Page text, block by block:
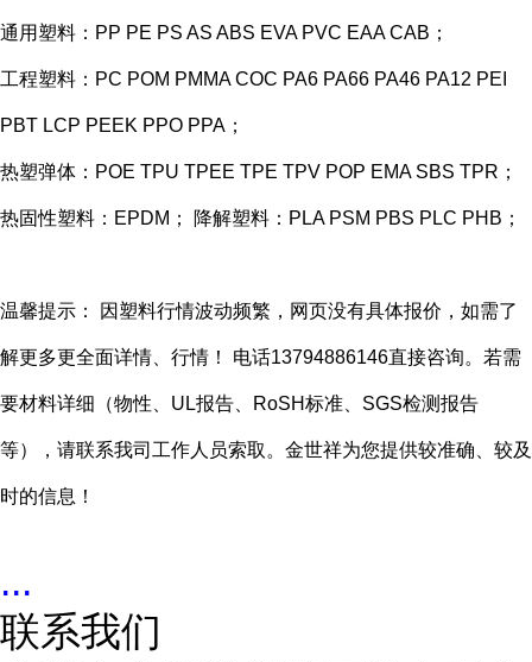
通用塑料：PP PE PS AS ABS EVA PVC EAA CAB；
工程塑料：PC POM PMMA COC PA6 PA66 PA46 PA12 PEI
PBT LCP PEEK PPO PPA；
热塑弹体：POE TPU TPEE TPE TPV POP EMA SBS TPR；
热固性塑料：EPDM； 降解塑料：PLA PSM PBS PLC PHB；
温馨提示： 因塑料行情波动频繁，网页没有具体报价，如需了
解更多更全面详情、行情！ 电话13794886146直接咨询。若需
要材料详细（物性、UL报告、RoSH标准、SGS检测报告
等），请联系我司工作人员索取。金世祥为您提供较准确、较及
时的信息！
...
联系我们